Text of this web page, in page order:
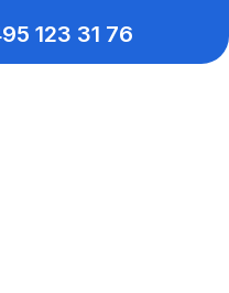
123 31 76